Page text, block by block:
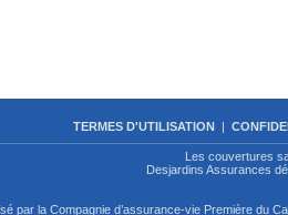
TERMES D'UTILISATION |
Les couvertures
Desjardins Assurances
par la Compagnie d’assurance-vie Première du